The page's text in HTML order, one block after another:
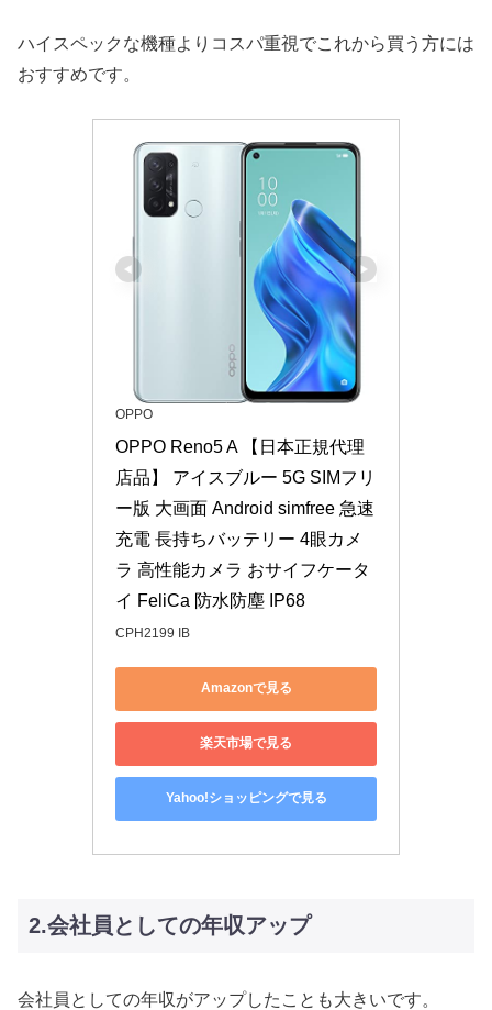
ハイスペックな機種よりコスパ重視でこれから買う方には
おすすめです。
OPPO
OPPO Reno5 A 【日本正規代理
店品】 アイスブルー 5G SIMフリ
ー版 大画面 Android simfree 急速
充電 長持ちバッテリー 4眼カメ
ラ 高性能カメラ おサイフケータ
イ FeliCa 防水防塵 IP68
CPH2199 IB
Amazonで見る
楽天市場で見る
Yahoo!ショッピングで見る
2.会社員としての年収アップ
会社員としての年収がアップしたことも大きいです。